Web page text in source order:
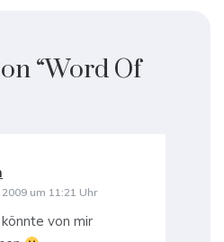
“Word Of
um 11:21 Uhr
von mir